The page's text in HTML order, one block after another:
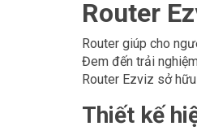
Router
Router giúp cho
Đem đến trải
Router Ezviz sở
Thiết kế